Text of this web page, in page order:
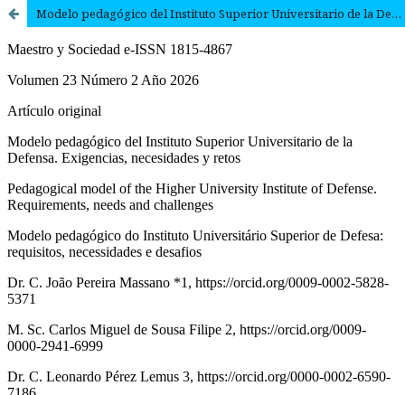
Modelo pedagógico del Instituto Superior Universitario de la Defensa. Exigencias, necesidades y retos